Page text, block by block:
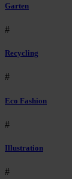
Garten
#
Recycling
#
Eco Fashion
#
Illustration
#